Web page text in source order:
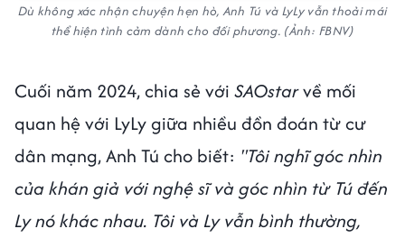
Dù không xác nhận chuyện hẹn hò, Anh Tú và LyLy vẫn thoải mái
thể hiện tình cảm dành cho đối phương. (Ảnh: FBNV)
Cuối năm 2024, chia sẻ với SAOstarvề mối
quan hệ với LyLy giữa nhiều đồn đoán từ cư
dân mạng, Anh Tú cho biết: "Tôi nghĩ góc nhìn
của khán giả với nghệ sĩ và góc nhìn từ Tú đến
Ly nó khác nhau. Tôi và Ly vẫn bình thường,